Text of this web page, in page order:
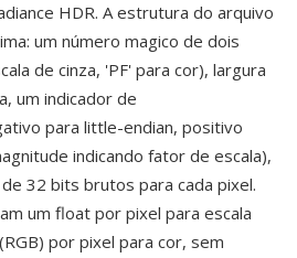
HDR. A estrutura do arquivo
um número magico de dois
de cinza, 'PF' para cor), largura
um indicador de
para little-endian, positivo
indicando fator de escala),
32 bits brutos para cada pixel.
um float por pixel para escala
por pixel para cor, sem